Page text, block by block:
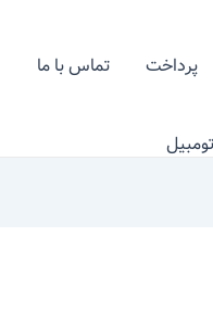
پرداخت تماس با ما